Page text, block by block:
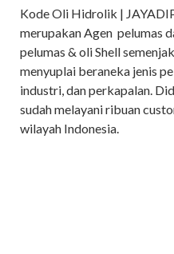
Kode Oli Hidrolik |
merupakan Agen pelumas
pelumas & oli Shell
menyuplai beraneka jenis
industri, dan perkapalan.
sudah melayani ribuan
wilayah Indonesia.